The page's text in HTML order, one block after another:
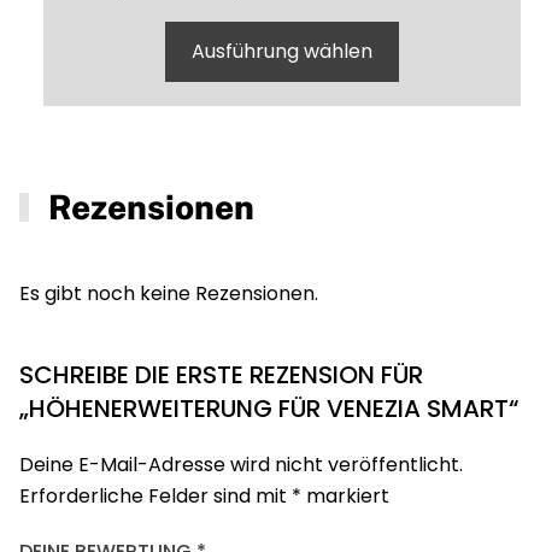
Ausführung wählen
Rezensionen
Es gibt noch keine Rezensionen.
SCHREIBE DIE ERSTE REZENSION FÜR
„HÖHENERWEITERUNG FÜR VENEZIA SMART“
Deine E-Mail-Adresse wird nicht veröffentlicht.
Erforderliche Felder sind mit * markiert